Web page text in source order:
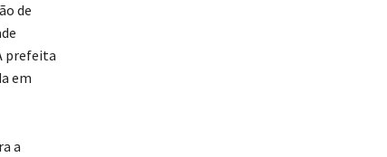
de
prefeita
em
a